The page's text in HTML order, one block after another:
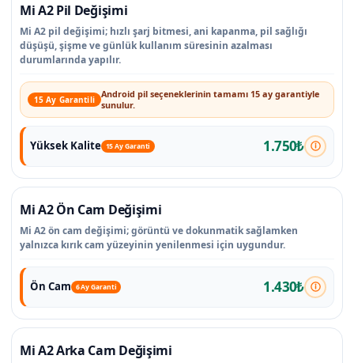
Mi A2 Pil Değişimi
Mi A2 pil değişimi; hızlı şarj bitmesi, ani kapanma, pil sağlığı
düşüşü, şişme ve günlük kullanım süresinin azalması
durumlarında yapılır.
15 Ay Garantili Android pil seçeneklerinin tamamı 15 ay garantiyle
sunulur.
Yüksek Kalite 15 Ay Garanti 1.750₺
Mi A2 Ön Cam Değişimi
Mi A2 ön cam değişimi; görüntü ve dokunmatik sağlamken
yalnızca kırık cam yüzeyinin yenilenmesi için uygundur.
Ön Cam 6 Ay Garanti 1.430₺
Mi A2 Arka Cam Değişimi